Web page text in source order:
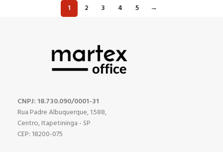
1 2 3 4 5 →
CNPJ: 18.730.090/0001-31
Rua Padre Albuquerque, 1.588,
Centro, Itapetininga - SP
CEP: 18200-075